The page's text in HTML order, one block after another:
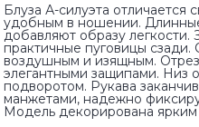
Блуза А-силуэта
удобным в ношении.
добавляют образу легкости.
практичные пуговицы
воздушным и изящным.
элегантными защипами. Низ
подворотом. Рукава
манжетами, надежно
Модель декорирована